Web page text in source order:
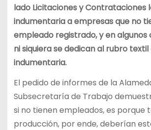
lado Licitaciones y Contrataciones
indumentaria a empresas que no
empleado registrado, y en algunos
ni siquiera se dedican al rubro textil
indumentaria.
El pedido de informes de la
Subsecretaría de Trabajo
si no tienen empleados, es porque
producción, por ende, deberían